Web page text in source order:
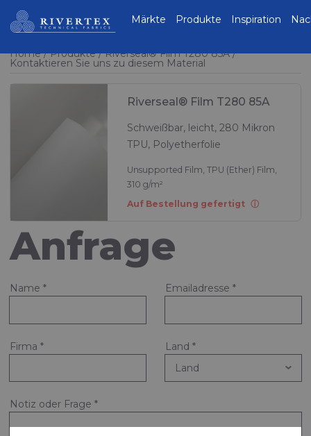
Home Produkte Riverseal® Film T280 85A
Kontaktieren Sie uns zu diesem Material
Riverseal® Film T280 85A
Schweißbar, leicht, 280 Mikron
TPU, Polyetherfolie
Unsupported Film, TPU (Ether) Film,
310 g/m²
Auf Bestellung gefertigt
Anfrage
Name * Emailadresse *
Firma * Land *
Notiz oder Frage *
Rivertex Technical
Fabrics Group
Märkte Produkte Inspiration